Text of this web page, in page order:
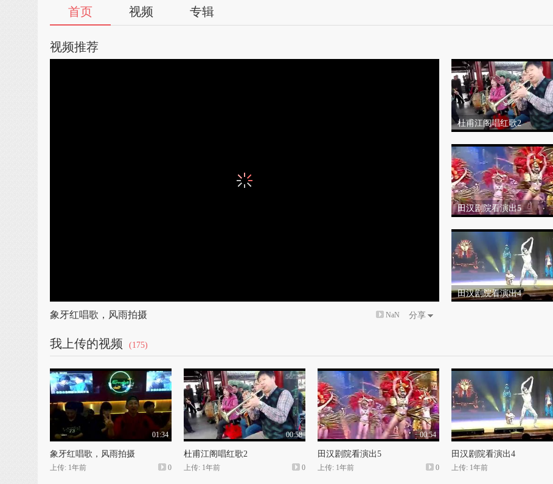
首页 视频 专辑
视频推荐
象牙红唱歌，风雨拍摄 NaN 分享
杜甫江阁唱红歌2
田汉剧院看演出5
田汉剧院看演出4
我上传的视频 (175)
01:34
象牙红唱歌，风雨拍摄
上传: 1年前 0
00:58
杜甫江阁唱红歌2
上传: 1年前 0
00:54
田汉剧院看演出5
上传: 1年前 0
田汉剧院看演出4
上传: 1年前